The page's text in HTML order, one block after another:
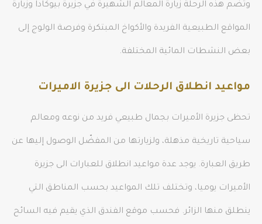
وتضم هذه الرحلة زيارة المعالم الشهيرة في جزيرة بيوكادا وزيارة
المواقع الطبيعية الفريدة والأكواخ المبتكرة وفرصة الولوج إلى
بعض النشطات المائية المختلفة.
مواعيد انطلاق الرحلات الى جزيرة الاميرات
تحظى جزيرة الأميرات بجمال طبيعي فريد من نوعه ومعالم
سياحية تاريخية مذهلة، ولزيارتها من المفضّل الوصول إليها عن
طريق العبارة. يوجد عدة مواعيد انطلاق للعبارات الى جزيرة
الأميرات يوميا، وتختلف تلك المواعيد بحسب المناطق التي
ينطلق منها الزائر. فحسب موقع الفندق الذي يقيم فيه السائح